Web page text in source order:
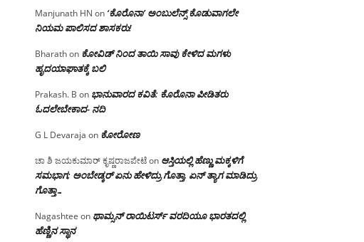
Manjunath HN on ‘ಕೊರೊನಾ’ ಅಂಬುಲೆನ್ಸ್ ಕೊಡುವಾಗಲೇ
ನಿಯಮ ಪಾಲಿಸದ ಶಾಸಕರು!
Bharathon ಕೋವಿಡ್ ನಿಂದ ತಾಯಿ ಸಾವು ಕೇಳಿದ ಮಗಳು
ಹೃದಯಾಘಾತಕ್ಕೆ ಬಲಿ
Prakash. B on ಭಾನುವಾರದ ಕವಿತೆ: ಕೊರೊನಾ ಪೀಡಿತರು
ಓದಲೇಬೇಕಾದ- ನದಿ
G L Devaraja on ಕೋರೋಣ
ಚಾ ಶಿ ಜಯಕುಮಾರ್ ಕೃಷ್ಣರಾಜಪೇಟೆon ಆಸ್ತಿಯಲ್ಲಿ ಹೆಣ್ಣು ಮಕ್ಕಳಿಗೆ
ಸಮಭಾಗ; ಅಂಬೇಡ್ಕರ್ ಏನು ಹೇಳಿದ್ರು ಗೊತ್ತಾ, ಏನ್ ತ್ಯಾಗ ಮಾಡಿದ್ರು
ಗೊತ್ತಾ…
Nagashtee on ಥಾಮ್ಸನ್ ರಾಯಿಟರ್ಸ್ ವರದಿಯೂ ಭಾರತದಲ್ಲಿ
ಹೆಣ್ಣಿನ ಸ್ಥಾನ‌